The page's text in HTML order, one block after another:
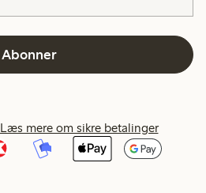
Abonner
Læs mere om sikre betalinger